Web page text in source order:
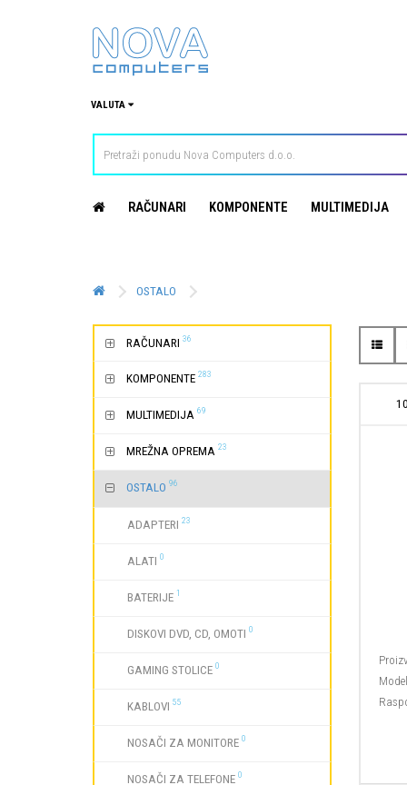
VALUTA
RAČUNARI KOMPONENTE MULTIMEDIJA
OSTALO
RAČUNARI 36
KOMPONENTE 283
MULTIMEDIJA 69
MREŽNA OPREMA 23
OSTALO 96
ADAPTERI 23
ALATI 0
BATERIJE 1
DISKOVI DVD, CD, OMOTI 0
GAMING STOLICE 0
KABLOVI 55
NOSAČI ZA MONITORE 0
NOSAČI ZA TELEFONE 0